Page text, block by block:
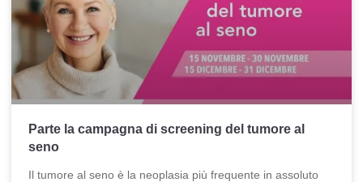
Parte la campagna di screening del tumore al
seno
Il tumore al seno è la neoplasia più frequente in assoluto